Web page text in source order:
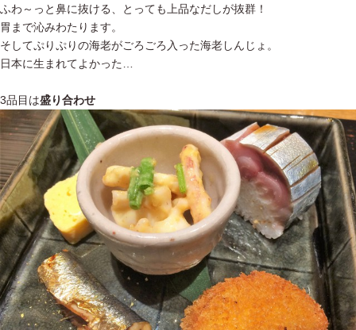
ふわ～っと鼻に抜ける、とっても上品なだしが抜群！
胃まで沁みわたります。
そしてぷりぷりの海老がごろごろ入った海老しんじょ。
日本に生まれてよかった…
3品目は盛り合わせ